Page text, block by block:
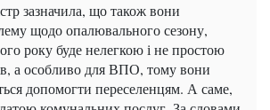
зазначила, що також вони
щодо опалювального сезону,
року буде нелегкою і не простою
а особливо для ВПО, тому вони
допомогти переселенцям. А саме,